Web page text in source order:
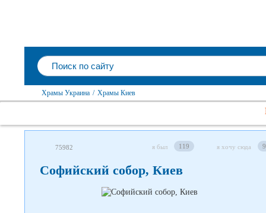
Храмы Украина / Храмы Киев
75982 я был 119 я хочу сюда 9
Софийский собор, Киев